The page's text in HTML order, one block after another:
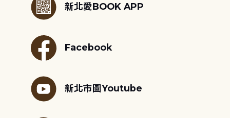
新北愛BOOK APP
Facebook
新北市圖Youtube